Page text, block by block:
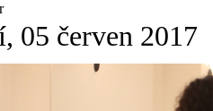
05 červen 2017